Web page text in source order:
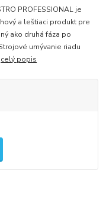
PROFESSIONAL je
a leštiaci produkt pre
ako druhá fáza po
umývanie riadu
celý popis